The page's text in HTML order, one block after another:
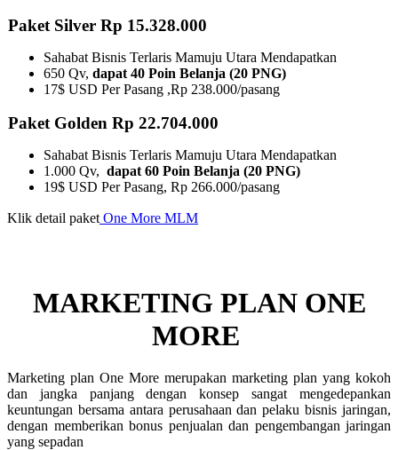
Paket Silver Rp 15.328.000
Sahabat Bisnis Terlaris Mamuju Utara Mendapatkan
650 Qv, dapat 40 Poin Belanja (20 PNG)
17$ USD Per Pasang ,Rp 238.000/pasang
Paket Golden Rp 22.704.000
Sahabat Bisnis Terlaris Mamuju Utara Mendapatkan
1.000 Qv, dapat 60 Poin Belanja (20 PNG)
19$ USD Per Pasang, Rp 266.000/pasang
Klik detail paket One More MLM
MARKETING PLAN ONE
MORE ​
Marketing plan One More merupakan marketing plan yang kokoh
dan jangka panjang dengan konsep sangat mengedepankan
keuntungan bersama antara perusahaan dan pelaku bisnis jaringan,
dengan memberikan bonus penjualan dan pengembangan jaringan
yang sepadan